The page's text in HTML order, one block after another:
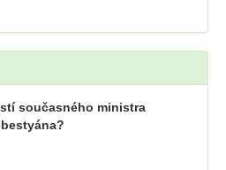
současného ministra